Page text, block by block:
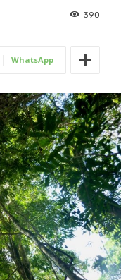
390
WhatsApp